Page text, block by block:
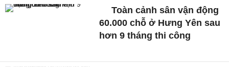
Toàn cảnh sân vận động
60.000 chỗ ở Hưng Yên sau
hơn 9 tháng thi công